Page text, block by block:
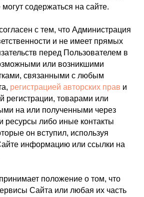
содержаться на сайте.
с тем, что Администрация
и не имеет прямых
перед Пользователем в
или возникшими
связанными с любым
регистрацией авторских прав и
регистрации, товарами или
на или полученными через
ресурсы либо иные контакты
он вступил, используя
информацию или ссылки на
положение о том, что
Сайта или любая их часть